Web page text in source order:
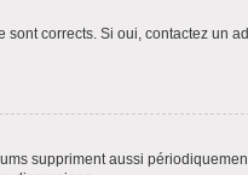
corrects. Si oui, contactez un
suppriment aussi